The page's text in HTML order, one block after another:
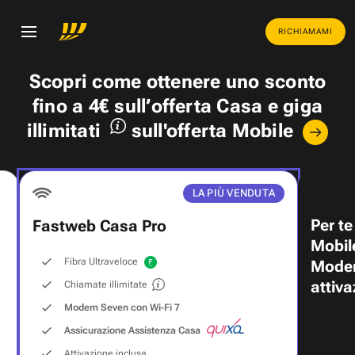
RICHIAMAMI
Scopri come ottenere uno sconto
fino a 4€ sull’offerta Casa egiga
illimitati
sull'offerta Mobile
LA PIÙ VENDUTA
Fastweb Casa Pro
Fibra Ultraveloce
Chiamate illimitate
Modem Seven con Wi‑Fi 7
Assicurazione Assistenza Casa
Per